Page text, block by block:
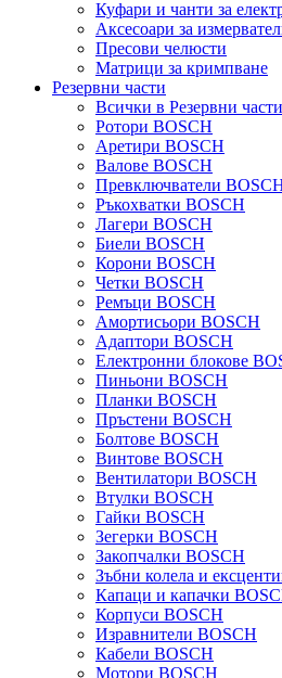
Куфари и чанти за
Аксесоари за
Пресови челюсти
Матрици за кримпване
Резервни части
Всички в Резервни части
Ротори BOSCH
Аретири BOSCH
Валове BOSCH
Превключватели
Ръкохватки BOSCH
Лагери BOSCH
Биели BOSCH
Корони BOSCH
Четки BOSCH
Ремъци BOSCH
Амортисьори BOSCH
Адаптори BOSCH
Електронни блокове
Пиньони BOSCH
Планки BOSCH
Пръстени BOSCH
Болтове BOSCH
Винтове BOSCH
Вентилатори BOSCH
Втулки BOSCH
Гайки BOSCH
Зегерки BOSCH
Закопчалки BOSCH
Зъбни колела и
Капаци и капачки
Корпуси BOSCH
Изравнители BOSCH
Кабели BOSCH
Мотори BOSCH